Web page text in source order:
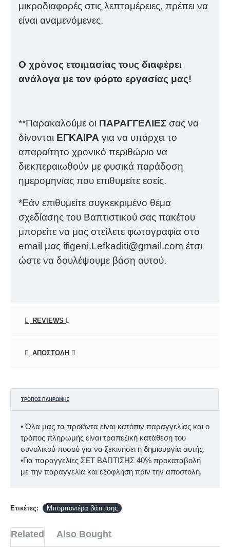
μικροδιαφορές στις λεπτομέρειες, πρέπει να
είναι αναμενόμενες.
Ο χρόνος ετοιμασίας τους διαφέρει
ανάλογα με τον φόρτο εργασίας μας!
**Παρακαλούμε οι ΠΑΡΑΓΓΕΛΙΕΣ σας να
δίνονται ΕΓΚΑΙΡΑ για να υπάρχει το
απαραίτητο χρονικό περιθώριο να
διεκπεραιωθούν με φυσικά παράδοση
ημερομηνίας που επιθυμείτε εσείς.
*Εάν επιθυμείτε συγκεκριμένο θέμα
σχεδίασης του Βαπτιστικού σας πακέτου
μπορείτε να μας στείλετε φωτογραφία στο
email μας ifigeni.Lefkaditi@gmail.com έτσι
ώστε να δουλέψουμε βάση αυτού.
REVIEWS
ΑΠΟΣΤΟΛΉ
ΤΡΌΠΟΣ ΠΛΗΡΩΜΉΣ
• Όλα μας τα προϊόντα είναι κατόπιν παραγγελίας και ο
τρόπος πληρωμής είναι τραπεζική κατάθεση του
συνολικού ποσού για να ξεκινήσει η δημιουργία αυτής.
•Για παραγγελίες ΣΕΤ ΒΑΠΤΙΣΗΣ 40% προκαταβολή
με την παραγγελία και εξόφληση πριν την αποστολή.
Ετικέτες: Mπομπονιέρα βάπτισης
Related Also Bought